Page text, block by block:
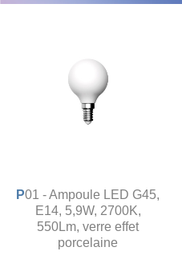
P01 - Ampoule LED G45,
E14, 5,9W, 2700K,
550Lm, verre effet
porcelaine